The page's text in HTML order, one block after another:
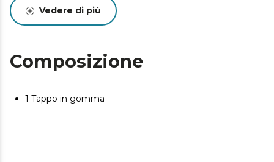
Vedere di più
Composizione
1 Tappo in gomma